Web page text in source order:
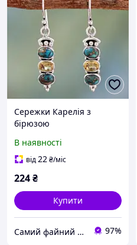
Сережки Карелія з
бірюзою
В наявності
від22₴/міс
224₴
Купити
Самий файний магазин 97%